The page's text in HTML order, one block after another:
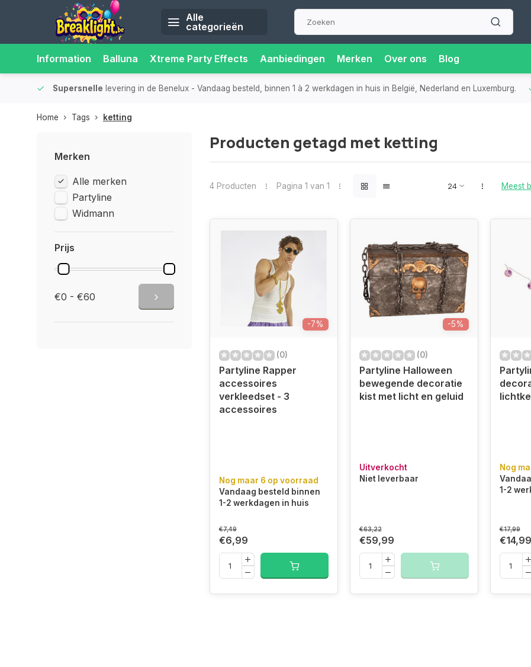
Alle
categorieën
Information Balluna Xtreme Party Effects Aanbiedingen Merken Over ons Blog
Supersnelle levering in de Benelux - Vandaag besteld, binnen 1 à 2 werkdagen in huis in België, Nederland en Luxemburg.
Home Tags ketting
Merken
Alle merken
Partyline
Widmann
Prijs
€0 - €60
Producten getagd met ketting
4 Producten Pagina 1 van 1 Meest
-7%
(0)
Partyline Rapper
accessoires
verkleedset - 3
accessoires
Nog maar 6 op voorraad
Vandaag besteld binnen
1-2 werkdagen in huis
€7,49
€6,99
-5%
(0)
Partyline Halloween
bewegende decoratie
kist met licht en geluid
Uitverkocht
Niet leverbaar
€63,22
€59,99
Nog
1-2
€17,99
€14,99